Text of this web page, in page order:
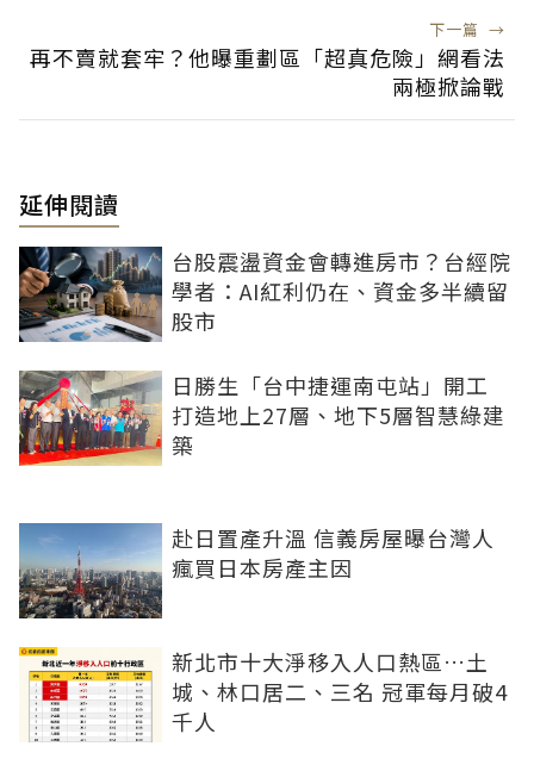
下一篇 →
再不賣就套牢？他曝重劃區「超真危險」網看法
兩極掀論戰
延伸閱讀
台股震盪資金會轉進房市？台經院
學者：AI紅利仍在、資金多半續留
股市
日勝生「台中捷運南屯站」開工
打造地上27層、地下5層智慧綠建
築
赴日置產升溫 信義房屋曝台灣人
瘋買日本房產主因
新北市十大淨移入人口熱區…土
城、林口居二、三名 冠軍每月破4
千人